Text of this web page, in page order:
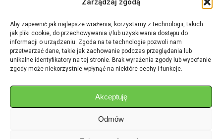
Zarządzaj zgodą
Aby zapewnić jak najlepsze wrażenia, korzystamy z technologii, takich
jak pliki cookie, do przechowywania i/lub uzyskiwania dostępu do
informacji o urządzeniu. Zgoda na te technologie pozwoli nam
przetwarzać dane, takie jak zachowanie podczas przeglądania lub
unikalne identyfikatory na tej stronie. Brak wyrażenia zgody lub wycofanie
zgody może niekorzystnie wpłynąć na niektóre cechy i funkcje.
Akceptuję
Odmów
Sprzedaż internetowa
Tel:605 603 753
Sprzedaż detaliczna
aukcje.agrohurt@gmail.com